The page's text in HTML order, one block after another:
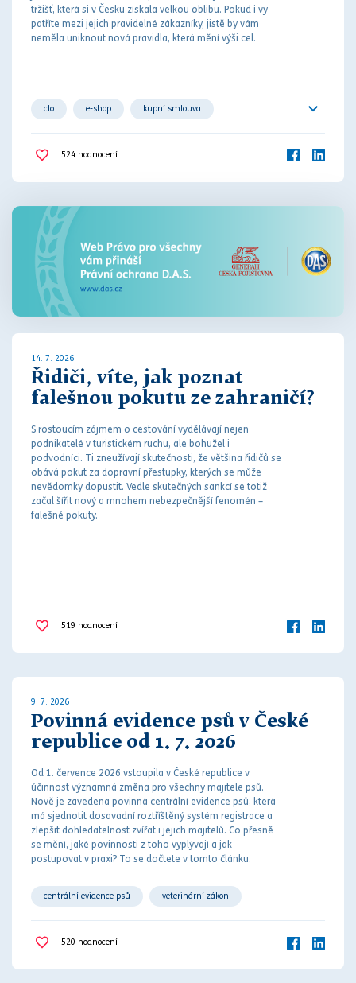
tržišť, která si v Česku získala velkou oblibu. Pokud i vy
patříte mezi jejich pravidelné zákazníky, jistě by vám
neměla uniknout nová pravidla, která mění výši cel.
clo e-shop kupní smlouva
online tržiště
zahraničí
524 hodnocení
14. 7. 2026
Řidiči, víte, jak poznat
falešnou pokutu ze zahraničí?
S rostoucím zájmem o cestování vydělávají nejen
podnikatelé v turistickém ruchu, ale bohužel i
podvodníci. Ti zneužívají skutečnosti, že většina řidičů se
obává pokut za dopravní přestupky, kterých se může
nevědomky dopustit. Vedle skutečných sankcí se totiž
začal šířit nový a mnohem nebezpečnější fenomén –
falešné pokuty.
519 hodnocení
9. 7. 2026
Povinná evidence psů v České
republice od 1. 7. 2026
Od 1. července 2026 vstoupila v České republice v
účinnost významná změna pro všechny majitele psů.
Nově je zavedena povinná centrální evidence psů, která
má sjednotit dosavadní roztříštěný systém registrace a
zlepšit dohledatelnost zvířat i jejich majitelů. Co přesně
se mění, jaké povinnosti z toho vyplývají a jak
postupovat v praxi? To se dočtete v tomto článku.
centrální evidence psů veterinární zákon
520 hodnocení